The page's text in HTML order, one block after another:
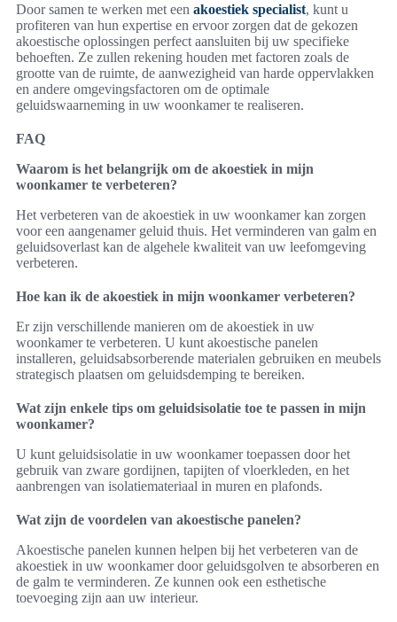
Door samen te werken met een akoestiek specialist, kunt u
profiteren van hun expertise en ervoor zorgen dat de gekozen
akoestische oplossingen perfect aansluiten bij uw specifieke
behoeften. Ze zullen rekening houden met factoren zoals de
grootte van de ruimte, de aanwezigheid van harde oppervlakken
en andere omgevingsfactoren om de optimale
geluidswaarneming in uw woonkamer te realiseren.
FAQ
Waarom is het belangrijk om de akoestiek in mijn
woonkamer te verbeteren?
Het verbeteren van de akoestiek in uw woonkamer kan zorgen
voor een aangenamer geluid thuis. Het verminderen van galm en
geluidsoverlast kan de algehele kwaliteit van uw leefomgeving
verbeteren.
Hoe kan ik de akoestiek in mijn woonkamer verbeteren?
Er zijn verschillende manieren om de akoestiek in uw
woonkamer te verbeteren. U kunt akoestische panelen
installeren, geluidsabsorberende materialen gebruiken en meubels
strategisch plaatsen om geluidsdemping te bereiken.
Wat zijn enkele tips om geluidsisolatie toe te passen in mijn
woonkamer?
U kunt geluidsisolatie in uw woonkamer toepassen door het
gebruik van zware gordijnen, tapijten of vloerkleden, en het
aanbrengen van isolatiemateriaal in muren en plafonds.
Wat zijn de voordelen van akoestische panelen?
Akoestische panelen kunnen helpen bij het verbeteren van de
akoestiek in uw woonkamer door geluidsgolven te absorberen en
de galm te verminderen. Ze kunnen ook een esthetische
toevoeging zijn aan uw interieur.